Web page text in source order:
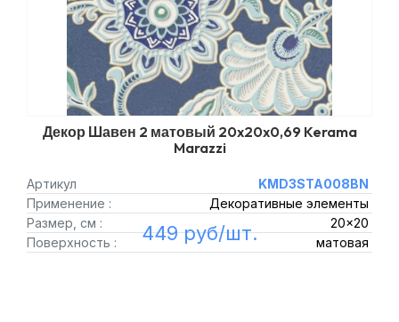
Декор Шавен 2 матовый 20x20x0,69 Kerama
Marazzi
Артикул
KMD3STA008BN
Применение :
Декоративные элементы
Размер, см :
20x20
Поверхность :
матовая
449 руб/шт.